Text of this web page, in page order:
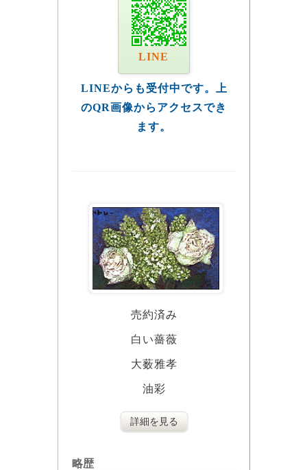
LINE
LINEからも受付中です。上
のQR画像からアクセスでき
ます。
売約済み
白い薔薇
大薮雅孝
油彩
詳細を見る
略歴